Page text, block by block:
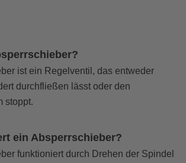
ist ein Regelventil, das entweder
durchfließen lässt oder den
stoppt.
ein Absperrschieber?
funktioniert durch Drehen der Spindel